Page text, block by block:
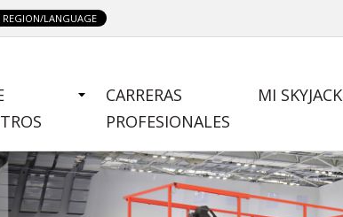
REGION/LANGUAGE
CARRERAS
PROFESIONALES
MI SKYJACK